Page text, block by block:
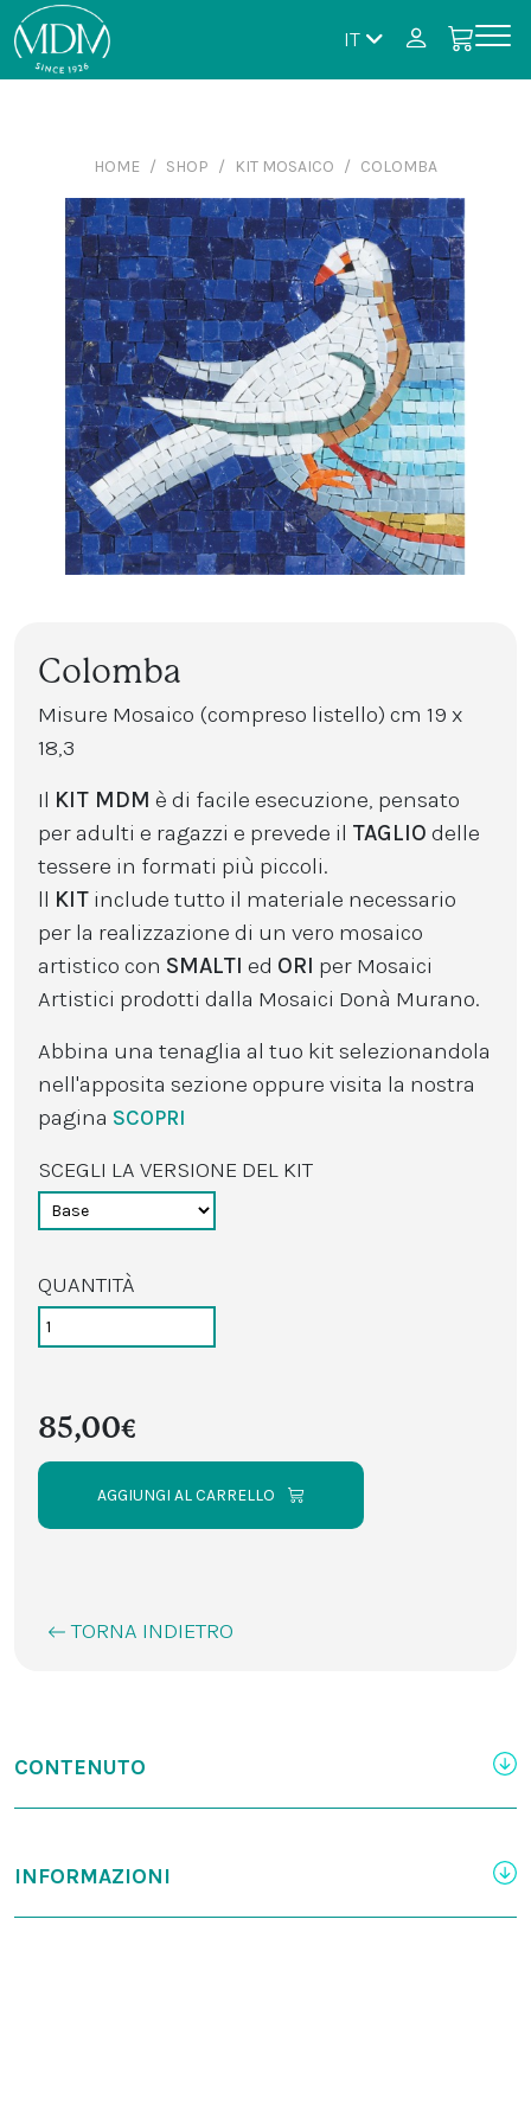
IT
HOME SHOP KIT MOSAICO COLOMBA
Colomba
Misure Mosaico (compreso listello) cm 19 x
18,3
Il KIT MDM è di facile esecuzione, pensato
per adulti e ragazzi e prevede il TAGLIO delle
tessere in formati più piccoli.
ll KIT include tutto il materiale necessario
per la realizzazione di un vero mosaico
artistico con SMALTI ed ORI per Mosaici
Artistici prodotti dalla Mosaici Donà Murano.
Abbina una tenaglia al tuo kit selezionandola
nell'apposita sezione oppure visita la nostra
pagina SCOPRI
SCEGLI LA VERSIONE DEL KIT
QUANTITÀ
85,00€
AGGIUNGI AL CARRELLO
TORNA INDIETRO
CONTENUTO
INFORMAZIONI